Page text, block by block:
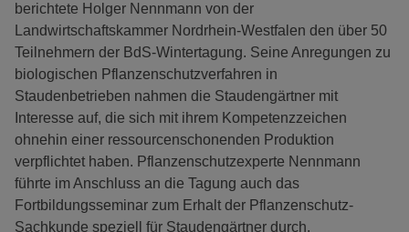
berichtete Holger Nennmann von der
Landwirtschaftskammer Nordrhein-Westfalen den über 50
Teilnehmern der BdS-Wintertagung. Seine Anregungen zu
biologischen Pflanzenschutzverfahren in
Staudenbetrieben nahmen die Staudengärtner mit
Interesse auf, die sich mit ihrem Kompetenzzeichen
ohnehin einer ressourcenschonenden Produktion
verpflichtet haben. Pflanzenschutzexperte Nennmann
führte im Anschluss an die Tagung auch das
Fortbildungsseminar zum Erhalt der Pflanzenschutz-
Sachkunde speziell für Staudengärtner durch.